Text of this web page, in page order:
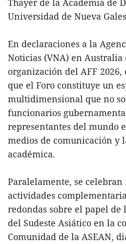
Thayer de la Academia de
Universidad de Nueva
En declaraciones a la
Noticias (VNA) en
organización del AFF
que el Foro constituye un
multidimensional que no
funcionarios
representantes del mundo
medios de comunicación y
académica.
Paralelamente, se celebran
actividades
redondas sobre el papel
del Sudeste Asiático en la
Comunidad de la ASEAN,